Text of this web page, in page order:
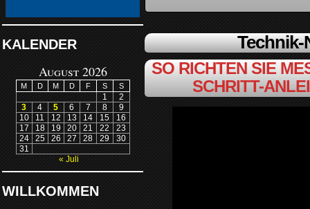
KALENDER
August 2026
M D M D F S S
1
2
3
4 5 6 7 8
9
10
11 12 13 14 15
16
17
18 19 20 21 22
23
24
25 26 27 28 29
30
31
« Juli
WILLKOMMEN
SO RICHTEN SIE
SCHRITT-